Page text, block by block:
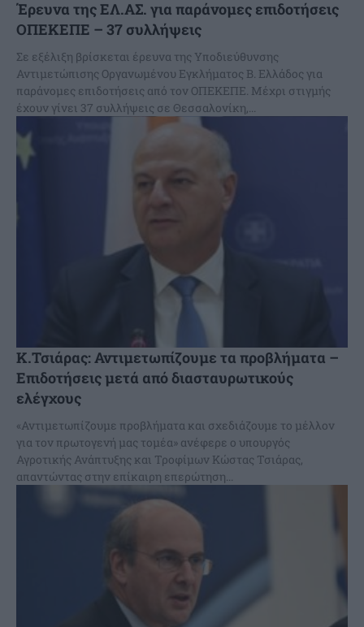
Έρευνα της ΕΛ.ΑΣ. για παράνομες επιδοτήσεις
ΟΠΕΚΕΠΕ – 37 συλλήψεις
Σε εξέλιξη βρίσκεται έρευνα της Υποδιεύθυνσης
Αντιμετώπισης Οργανωμένου Εγκλήματος Β. Ελλάδος για
παράνομες επιδοτήσεις από τον ΟΠΕΚΕΠΕ. Μέχρι στιγμής
έχουν γίνει 37 συλλήψεις σε Θεσσαλονίκη,...
Κ.Τσιάρας: Αντιμετωπίζουμε τα προβλήματα –
Επιδοτήσεις μετά από διασταυρωτικούς
ελέγχους
«Αντιμετωπίζουμε προβλήματα και σχεδιάζουμε το μέλλον
για τον πρωτογενή μας τομέα» ανέφερε ο υπουργός
Αγροτικής Ανάπτυξης και Τροφίμων Κώστας Τσιάρας,
απαντώντας στην επίκαιρη επερώτηση...